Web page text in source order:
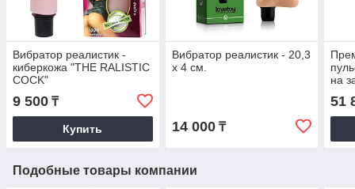
Вибратор реалистик -
киберкожа "THE RALISTIC
COCK"
9 500 ₸
Купить
Вибратор реалистик - 20,3
х 4 см.
14 000₸
на
51
Подобные товары компании